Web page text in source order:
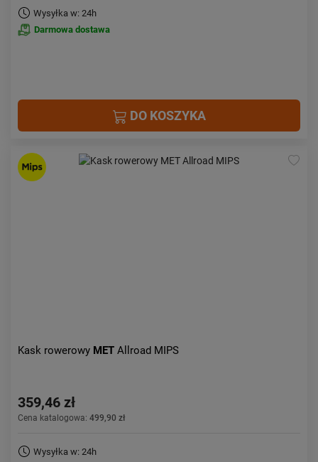
Wysyłka w: 24h
Darmowa dostawa
DO KOSZYKA
Kask rowerowy MET Allroad MIPS
359,46 zł
Cena katalogowa: 499,90 zł
Wysyłka w: 24h